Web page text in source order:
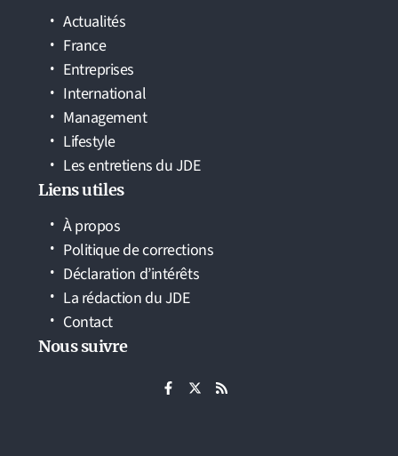
Actualités
France
Entreprises
International
Management
Lifestyle
Les entretiens du JDE
Liens utiles
À propos
Politique de corrections
Déclaration d’intérêts
La rédaction du JDE
Contact
Nous suivre